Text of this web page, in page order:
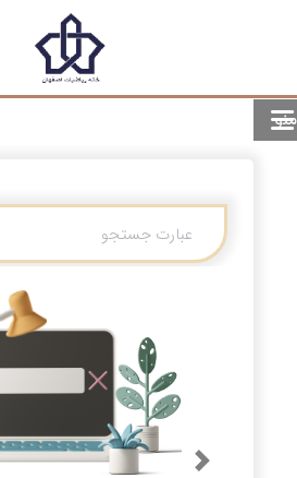
منو
Next